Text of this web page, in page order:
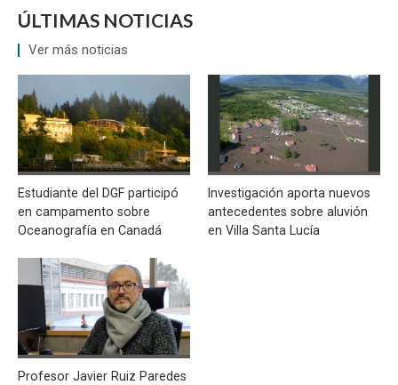
ÚLTIMAS NOTICIAS
Ver más noticias
Estudiante del DGF participó
en campamento sobre
Oceanografía en Canadá
Investigación aporta nuevos
antecedentes sobre aluvión
en Villa Santa Lucía
Profesor Javier Ruiz Paredes